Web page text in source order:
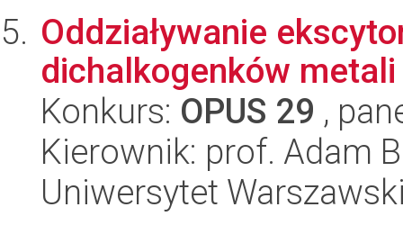
Oddziaływanie
dichalkogenków
Konkurs: OPUS 29 ,
Kierownik: prof. Adam
Uniwersytet